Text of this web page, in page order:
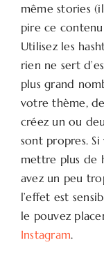
même stories
pire ce
Utilisez les
rien ne sert
plus grand
votre thème,
créez un ou
sont propres.
mettre plus de
avez un peu
l’effet est
le pouvez
Instagram.